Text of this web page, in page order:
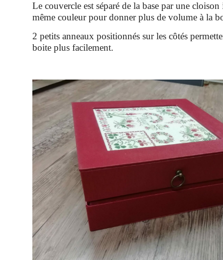
Le couvercle est séparé de la base par une
même couleur pour donner plus de volume à la
2 petits anneaux positionnés sur les côtés
boite plus facilement.